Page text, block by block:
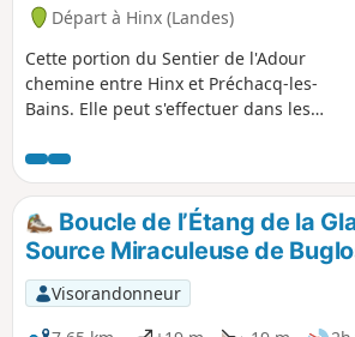
Départ à Hinx (Landes)
Cette portion du Sentier de l'Adour
chemine entre Hinx et Préchacq-les-
Bains. Elle peut s'effectuer dans les
simple, dans ce cas il est nécessaire de
s'organiser à deux véhicules.
Boucle de l’Étang de la
Source Miraculeuse de
Visorandonneur